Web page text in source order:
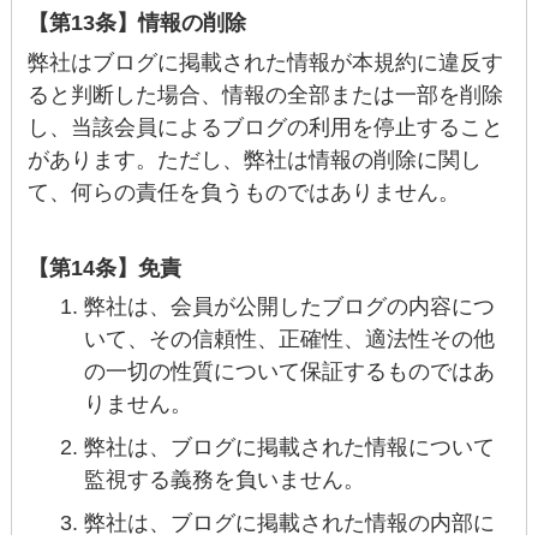
【第13条】情報の削除
弊社はブログに掲載された情報が本規約に違反す
ると判断した場合、情報の全部または一部を削除
し、当該会員によるブログの利用を停止すること
があります。ただし、弊社は情報の削除に関し
て、何らの責任を負うものではありません。
【第14条】免責
弊社は、会員が公開したブログの内容につ
いて、その信頼性、正確性、適法性その他
の一切の性質について保証するものではあ
りません。
弊社は、ブログに掲載された情報について
監視する義務を負いません。
弊社は、ブログに掲載された情報の内部に